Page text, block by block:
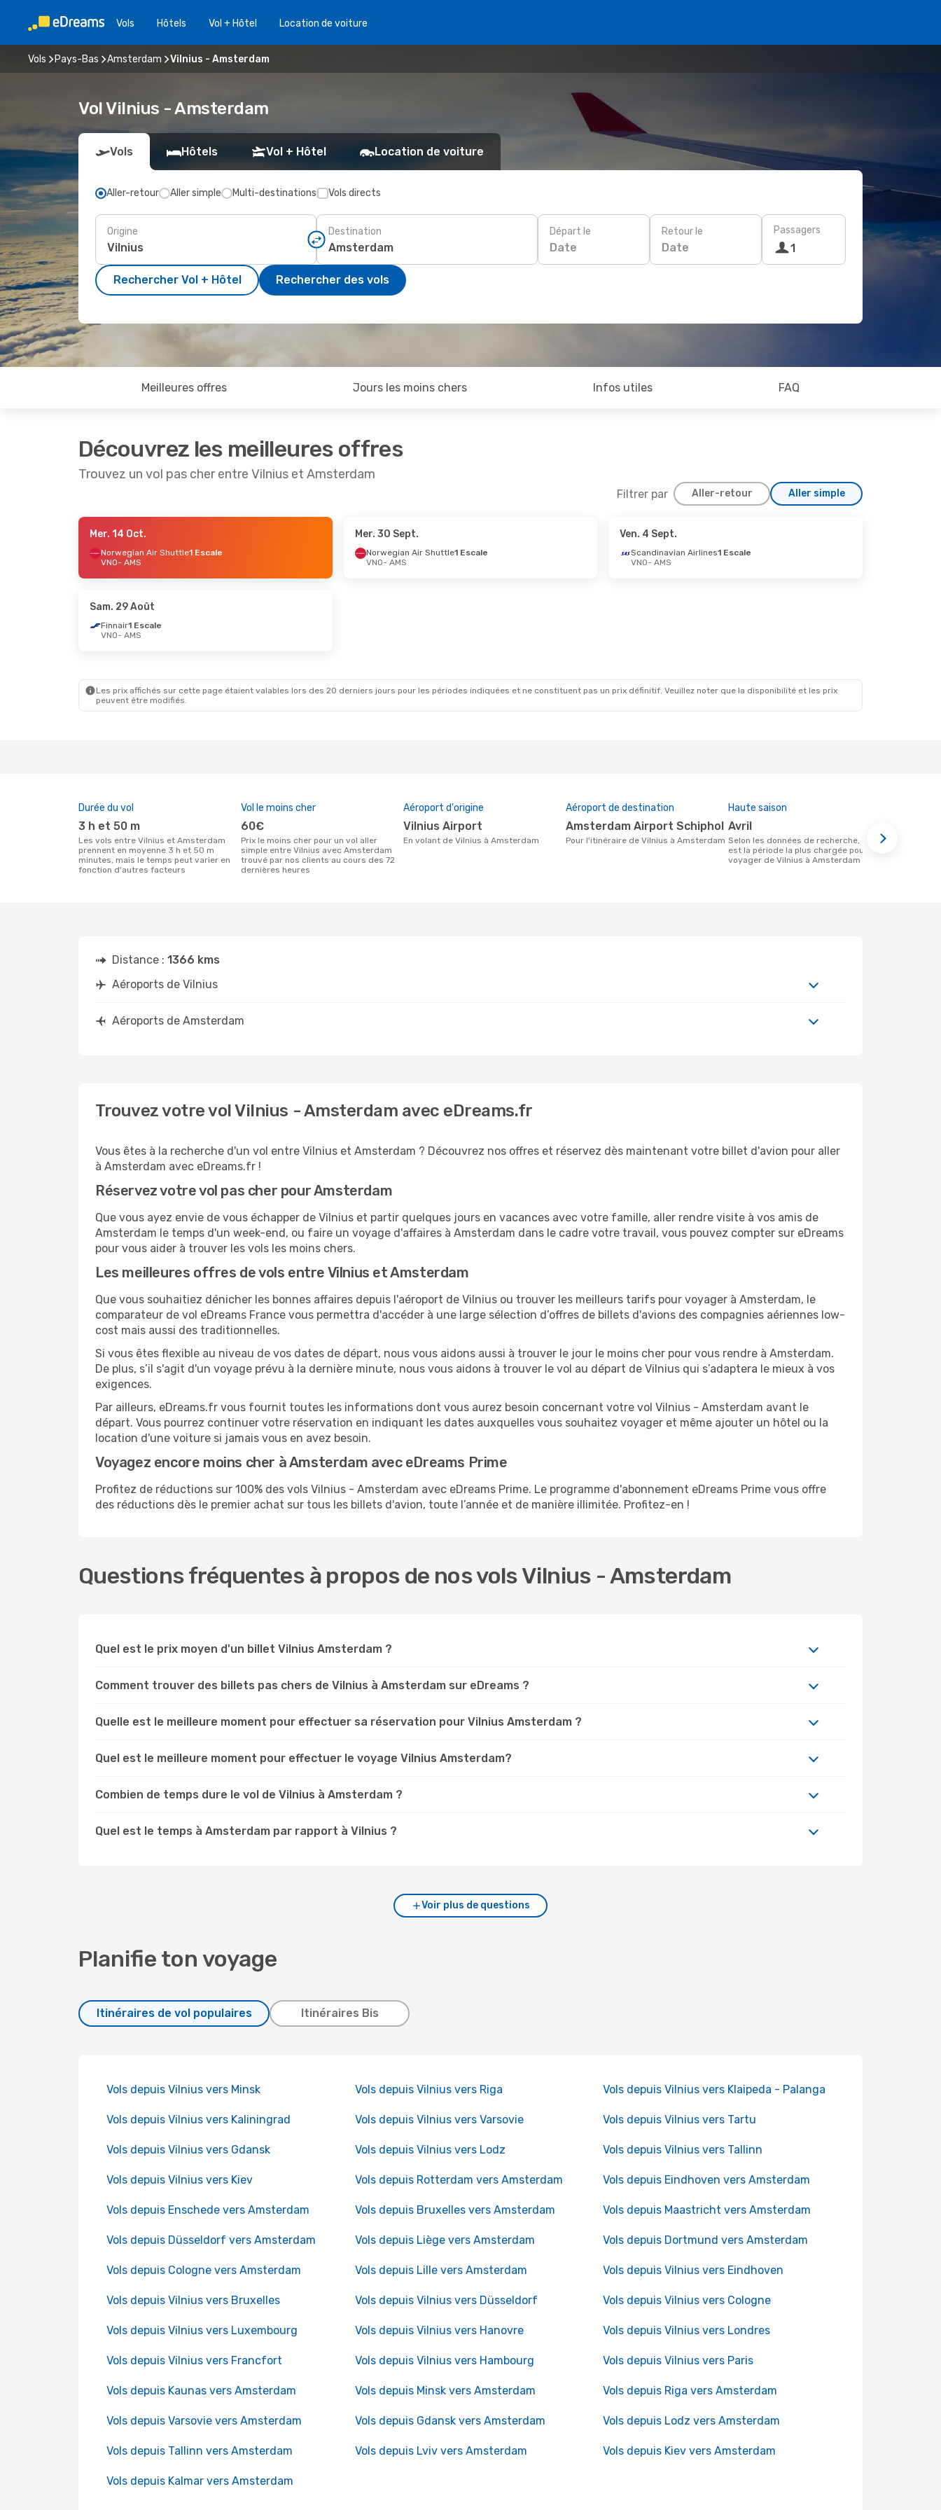
Vols Hôtels Vol + Hôtel Location de voiture
Vols Pays-Bas Amsterdam Vilnius - Amsterdam
Vol Vilnius - Amsterdam
Vols Hôtels Vol + Hôtel Location de voiture
Aller-retour Aller simple Multi-destinations Vols directs
Origine Destination Départ le
Date
Retour le
Date
Passagers
1
Rechercher Vol + Hôtel Rechercher des vols
Meilleures offres Jours les moins chers Infos utiles FAQ
Découvrez les meilleures offres
Trouvez un vol pas cher entre Vilnius et Amsterdam
Filtrer par Aller-retour Aller simple
- Lun. 7 Sept. - Jeu. 8 Oct.
Mer. 14 Oct.
Norwegian Air Shuttle1 Escale
VNO- AMS
Mer. 30 Sept.
Norwegian Air Shuttle1 Escale
VNO- AMS
Ven. 4 Sept.
Scandinavian Airlines1 Escale
VNO- AMS
Sam. 29 Août
Finnair1 Escale
VNO- AMS
Les prix affichés sur cette page étaient valables lors des 20 derniers jours pour les périodes indiquées et ne constituent pas un prix définitif. Veuillez noter que la disponibilité et les prix
peuvent être modifiés.
Durée du vol
3 h et 50 m
Les vols entre Vilnius et Amsterdam
prennent en moyenne 3 h et 50 m
minutes, mais le temps peut varier en
fonction d'autres facteurs
Vol le moins cher
60€
Prix le moins cher pour un vol aller
simple entre Vilnius avec Amsterdam
trouvé par nos clients au cours des 72
dernières heures
Aéroport d'origine
Vilnius Airport
En volant de Vilnius à Amsterdam
Aéroport de destination
Amsterdam Airport Schiphol
Pour l'itinéraire de Vilnius à Amsterdam
Haute saison
avril
Selon les données de recherche, avril
est la période la plus chargée pour
voyager de Vilnius à Amsterdam
Distance : 1366 kms
Aéroports de Vilnius
Aéroports de Amsterdam
Trouvez votre vol Vilnius - Amsterdam avec eDreams.fr
Vous êtes à la recherche d'un vol entre Vilnius et Amsterdam ? Découvrez nos offres et réservez dès maintenant votre billet d'avion pour aller
à Amsterdam avec eDreams.fr !
Réservez votre vol pas cher pour Amsterdam
Que vous ayez envie de vous échapper de Vilnius et partir quelques jours en vacances avec votre famille, aller rendre visite à vos amis de
Amsterdam le temps d'un week-end, ou faire un voyage d'affaires à Amsterdam dans le cadre votre travail, vous pouvez compter sur eDreams
pour vous aider à trouver les vols les moins chers.
Les meilleures offres de vols entre Vilnius et Amsterdam
Que vous souhaitiez dénicher les bonnes affaires depuis l'aéroport de Vilnius ou trouver les meilleurs tarifs pour voyager à Amsterdam, le
comparateur de vol eDreams France vous permettra d'accéder à une large sélection d’offres de billets d'avions des compagnies aériennes low-
cost mais aussi des traditionnelles.
Si vous êtes flexible au niveau de vos dates de départ, nous vous aidons aussi à trouver le jour le moins cher pour vous rendre à Amsterdam.
De plus, s’il s'agit d'un voyage prévu à la dernière minute, nous vous aidons à trouver le vol au départ de Vilnius qui s’adaptera le mieux à vos
exigences.
Par ailleurs, eDreams.fr vous fournit toutes les informations dont vous aurez besoin concernant votre vol Vilnius - Amsterdam avant le
départ. Vous pourrez continuer votre réservation en indiquant les dates auxquelles vous souhaitez voyager et même ajouter un hôtel ou la
location d'une voiture si jamais vous en avez besoin.
Voyagez encore moins cher à Amsterdam avec eDreams Prime
Profitez de réductions sur 100% des vols Vilnius - Amsterdam avec eDreams Prime. Le programme d'abonnement eDreams Prime vous offre
des réductions dès le premier achat sur tous les billets d'avion, toute l’année et de manière illimitée. Profitez-en !
Questions fréquentes à propos de nos vols Vilnius - Amsterdam
Quel est le prix moyen d'un billet Vilnius Amsterdam ?
Comment trouver des billets pas chers de Vilnius à Amsterdam sur eDreams ?
Quelle est le meilleure moment pour effectuer sa réservation pour Vilnius Amsterdam ?
Quel est le meilleure moment pour effectuer le voyage Vilnius Amsterdam?
Combien de temps dure le vol de Vilnius à Amsterdam ?
Quel est le temps à Amsterdam par rapport à Vilnius ?
Voir plus de questions
Planifie ton voyage
Itinéraires de vol populaires Itinéraires Bis
Vols depuis Vilnius vers Minsk Vols depuis Vilnius vers Riga Vols depuis Vilnius vers Klaipeda - Palanga
Vols depuis Vilnius vers Kaliningrad Vols depuis Vilnius vers Varsovie Vols depuis Vilnius vers Tartu
Vols depuis Vilnius vers Gdansk Vols depuis Vilnius vers Lodz Vols depuis Vilnius vers Tallinn
Vols depuis Vilnius vers Kiev Vols depuis Rotterdam vers Amsterdam Vols depuis Eindhoven vers Amsterdam
Vols depuis Enschede vers Amsterdam Vols depuis Bruxelles vers Amsterdam Vols depuis Maastricht vers Amsterdam
Vols depuis Düsseldorf vers Amsterdam Vols depuis Liège vers Amsterdam Vols depuis Dortmund vers Amsterdam
Vols depuis Cologne vers Amsterdam Vols depuis Lille vers Amsterdam Vols depuis Vilnius vers Eindhoven
Vols depuis Vilnius vers Bruxelles Vols depuis Vilnius vers Düsseldorf Vols depuis Vilnius vers Cologne
Vols depuis Vilnius vers Luxembourg Vols depuis Vilnius vers Hanovre Vols depuis Vilnius vers Londres
Vols depuis Vilnius vers Francfort Vols depuis Vilnius vers Hambourg Vols depuis Vilnius vers Paris
Vols depuis Kaunas vers Amsterdam Vols depuis Minsk vers Amsterdam Vols depuis Riga vers Amsterdam
Vols depuis Varsovie vers Amsterdam Vols depuis Gdansk vers Amsterdam Vols depuis Lodz vers Amsterdam
Vols depuis Tallinn vers Amsterdam Vols depuis Lviv vers Amsterdam Vols depuis Kiev vers Amsterdam
Vols depuis Kalmar vers Amsterdam